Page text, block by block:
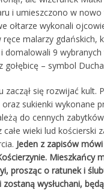
i umieszczono w
ołtarze wykonali
malarzy gdańskich,
domalowali 9
– symbol
się rozwijać kult.
sukienki wykonane
do cennych
całe wieki lud kościerski
Jeden z zapisów
Mieszkańcy
prosząc o ratunek i
wysłuchani, będą